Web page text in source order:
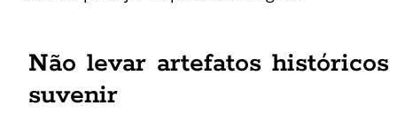
Não levar artefatos
suvenir